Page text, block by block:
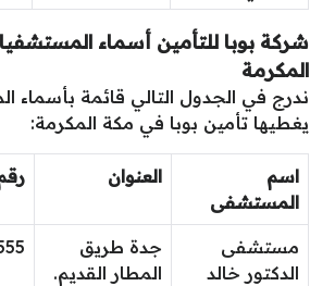
شركة بوبا للتأمين أسماء
المكرمة
ندرج في الجدول التالي قائمة بأسماء
يغطيها تأمين بوبا في مكة المكرمة:
اسم
المستشفى
العنوان
مستشفى
الدكتور خالد
جدة طريق
المطار القديم.